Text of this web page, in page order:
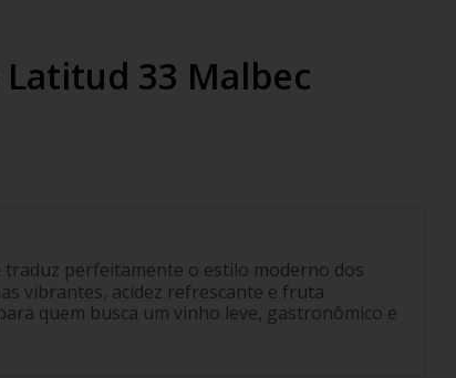
33 Malbec
traduz perfeitamente o estilo moderno dos
vibrantes, acidez refrescante e fruta
quem busca um vinho leve, gastronômico e